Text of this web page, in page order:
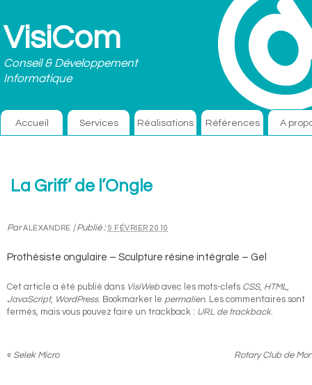
VisiCom
Conseil & Développement
Informatique
Accueil Services Réalisations Références A
La Griff’ de l’Ongle
ParALEXANDRE |Publié :9 FÉVRIER 2010
Prothésiste ongulaire – Sculpture résine intégrale – Gel
Cet article a été publié dans VisiWebavec les mots-clefs CSS, HTML,
JavaScript, WordPress. Bookmarker le permalien. Les commentaires sont
fermés, mais vous pouvez faire un trackback : URL de trackback.
« Selek Micro Rotary Club de